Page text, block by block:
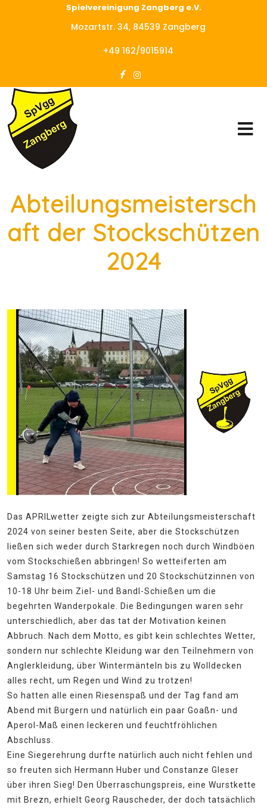
Spielvereinigung Zangberg e.V.
Mozartstr. 34, 84539 Zangberg
+49 162/9015914
Abteilungsmeistersch
aft der Stockschützen
2024
Das APRILwetter zeigte sich zur Abteilungsmeisterschaft
2024 von seiner besten Seite, aber die Stockschützen
ließen sich weder durch Starkregen noch durch Windböen
vom Stockschießen abbringen! So wetteiferten am
Samstag 16 Stockschützen und 20 Stockschützinnen von
10-18 Uhr beim Ziel- und Bandl-Schießen um die
begehrten Wanderpokale. Die Bedingungen waren sehr
unterschiedlich, aber das tat der Motivation keinen
Abbruch. Nach dem Motto, es gibt kein schlechtes Wetter,
sondern nur schlechte Kleidung war den Teilnehmern von
Anglerkleidung, über Wintermänteln bis zu Wolldecken
alles recht, um Regen und Wind zu trotzen!
So hatten alle einen Riesenspaß und der Tag fand am
Abend mit Burgern und natürlich ein paar Goaßn- und
Aperol-Maß einen leckeren und feuchtfröhlichen
Abschluss.
Eine Siegerehrung durfte natürlich auch nicht fehlen und
so freuten sich Hermann Huber und Constanze Gleser
über ihren Sieg! Den Überraschungspreis, eine Wurstkette
mit Brezn, erhielt Georg Rauscheder, der doch tatsächlich